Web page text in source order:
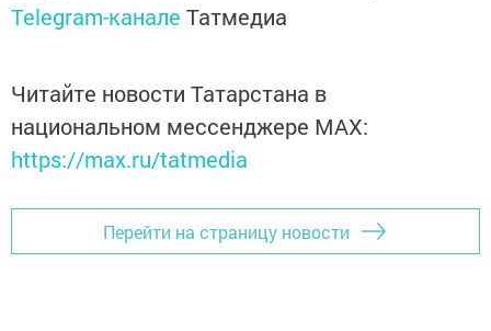
Telegram-канале Татмедиа
Читайте новости Татарстана в
национальном мессенджере MАХ:
https://max.ru/tatmedia
Перейти на страницу новости